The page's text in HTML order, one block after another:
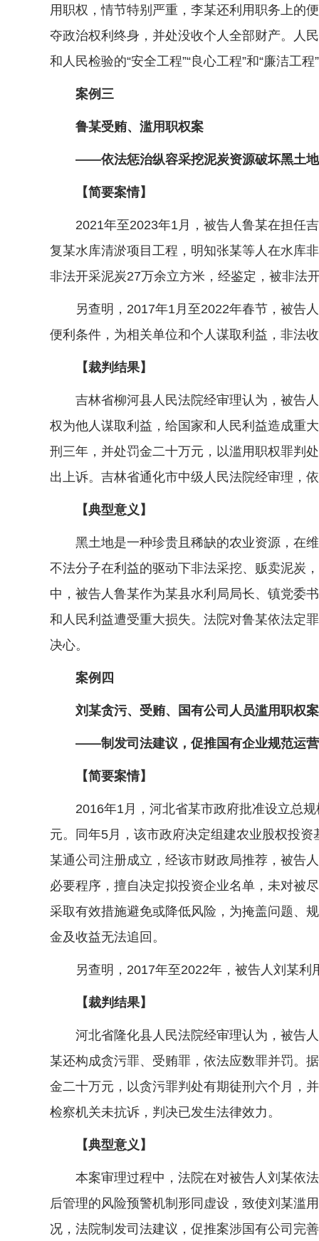
用职权，情节特别严重，李某还利用职务上的
夺政治权利终身，并处没收个人全部财产。人
和人民检验的“安全工程”“良心工程”和“廉洁工程
案例三
鲁某受贿、滥用职权案
——依法惩治纵容采挖泥炭资源破坏黑土地
【简要案情】
2021年至2023年1月，被告人鲁某在担任吉
复某水库清淤项目工程，明知张某等人在水库
非法开采泥炭27万余立方米，经鉴定，被非法
另查明，2017年1月至2022年春节，被告人
便利条件，为相关单位和个人谋取利益，非法
【裁判结果】
吉林省柳河县人民法院经审理认为，被告人
权为他人谋取利益，给国家和人民利益造成重
刑三年，并处罚金二十万元，以滥用职权罪判
出上诉。吉林省通化市中级人民法院经审理，
【典型意义】
黑土地是一种珍贵且稀缺的农业资源，在维
不法分子在利益的驱动下非法采挖、贩卖泥炭
中，被告人鲁某作为某县水利局局长、镇党委
和人民利益遭受重大损失。法院对鲁某依法定
决心。
案例四
刘某贪污、受贿、国有公司人员滥用职权案
——制发司法建议，促推国有企业规范运营
【简要案情】
2016年1月，河北省某市政府批准设立总规
元。同年5月，该市政府决定组建农业股权投
某通公司注册成立，经该市财政局推荐，被告
必要程序，擅自决定拟投资企业名单，未对被
采取有效措施避免或降低风险，为掩盖问题、
金及收益无法追回。
另查明，2017年至2022年，被告人刘某利
【裁判结果】
河北省隆化县人民法院经审理认为，被告人
某还构成贪污罪、受贿罪，依法应数罪并罚。
金二十万元，以贪污罪判处有期徒刑六个月，
检察机关未抗诉，判决已发生法律效力。
【典型意义】
本案审理过程中，法院在对被告人刘某依法
后管理的风险预警机制形同虚设，致使刘某滥
况，法院制发司法建议，促推案涉国有公司完